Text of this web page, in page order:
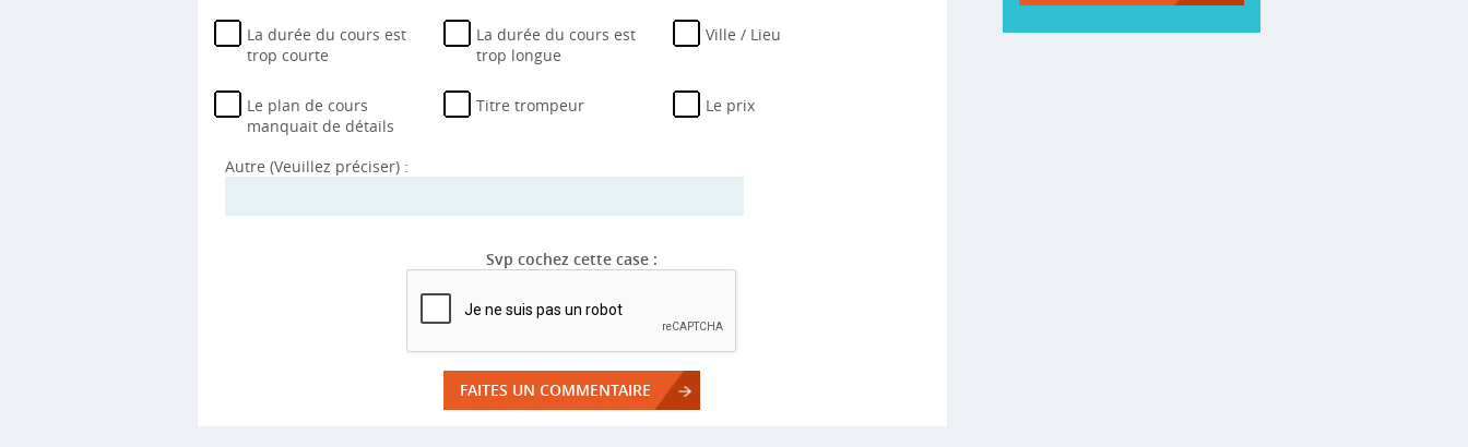
La durée du cours est
trop courte
La durée du cours est
trop longue
Ville / Lieu
Le plan de cours
manquait de détails
Titre trompeur Le prix
Autre (Veuillez préciser) :
Svp cochez cette case :